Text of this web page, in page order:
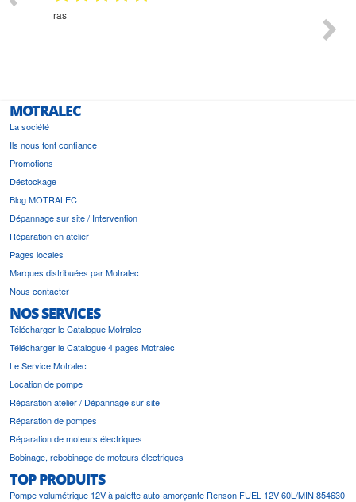
l'écoute du client et très aimable -
bonne solution et le matériel convenant à
MOTRALEC
La société
Ils nous font confiance
Promotions
Déstockage
Blog MOTRALEC
Dépannage sur site / Intervention
Réparation en atelier
Pages locales
Marques distribuées par Motralec
Nous contacter
NOS SERVICES
Télécharger le Catalogue Motralec
Télécharger le Catalogue 4 pages Motralec
Le Service Motralec
Location de pompe
Réparation atelier / Dépannage sur site
Réparation de pompes
Réparation de moteurs électriques
Bobinage, rebobinage de moteurs électriques
TOP PRODUITS
Pompe volumétrique 12V à palette auto-amorçante Renson FUEL 12V 60L/MIN 854630